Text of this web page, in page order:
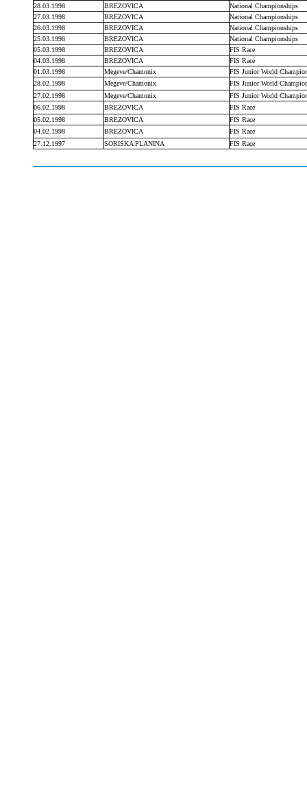
28.03.1998 BREZOVICA
National Championships
27.03.1998
BREZOVICA
National Championships
26.03.1998
BREZOVICA
National Championships
25.03.1998
BREZOVICA
National Championships
05.03.1998
BREZOVICA
FIS Race
04.03.1998
BREZOVICA
FIS Race
01.03.1998
Megeve/Chamonix
FIS Junior World
28.02.1998
Megeve/Chamonix
FIS Junior World
27.02.1998
Megeve/Chamonix
FIS Junior World
06.02.1998
BREZOVICA
FIS Race
05.02.1998
BREZOVICA
FIS Race
04.02.1998
BREZOVICA
FIS Race
27.12.1997
SORISKA PLANINA FIS Race